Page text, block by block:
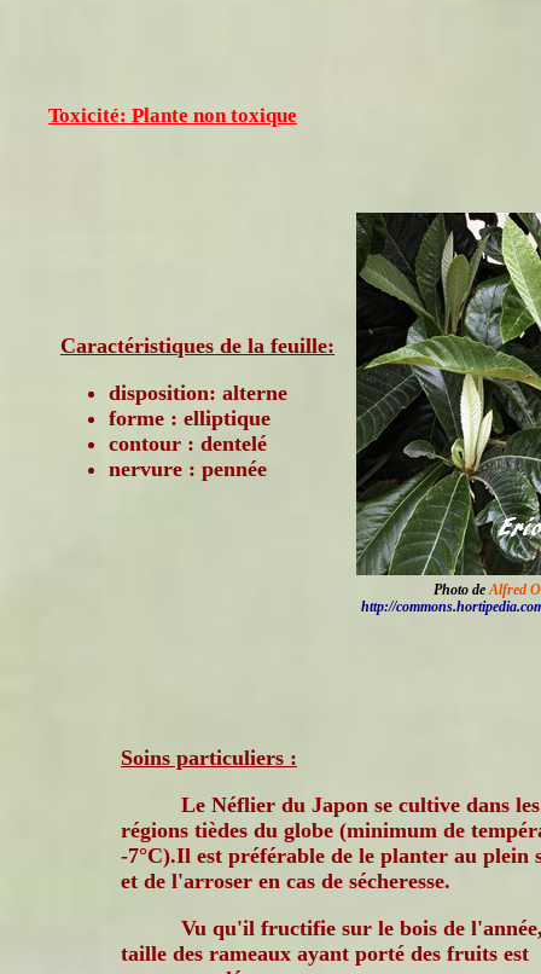
Toxicité: Plante non toxique
Photo deAlfred
http://
Caractéristiques de la feuille:
disposition: alterne
forme : elliptique
contour : dentelé
nervure : pennée
Soins particuliers :
Le Néflier du Japon se cultive dans les
régions tièdes du globe (minimum de
-7°C).Il est préférable de le planter au plein
et de l'arroser en cas de sécheresse.
Vu qu'il fructifie sur le bois de
taille des rameaux ayant porté des fruits est